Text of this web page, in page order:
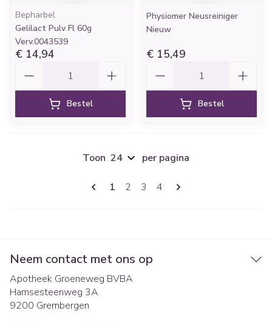
Bepharbel
Gelilact Pulv Fl 60g
Verv.0043539
€ 14,94
Bestel
Physiomer Neusreiniger
Nieuw
€ 15,49
Bestel
Pagina's
U lees momenteel pagina
1 Pagina
2 Pagina
3 Pagina
4
Toon per pagina
Neem contact met ons op
Apotheek Groeneweg BVBA
Hamsesteenweg 3A
9200 Grembergen